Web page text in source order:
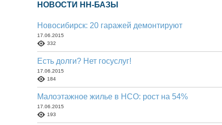
НОВОСТИ НН-БАЗЫ
Новосибирск: 20 гаражей демонтируют
17.06.2015
332
Есть долги? Нет госуслуг!
17.06.2015
184
Малоэтажное жилье в НСО: рост на 54%
17.06.2015
193